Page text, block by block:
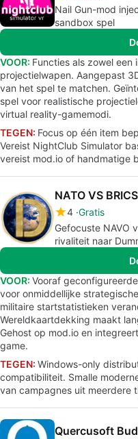
Nail Gun-mod
sandbox spel
VOOR: Functies als zowel een
projectielwapen. Aangepast
van het spel te matchen.
spel voor realistische
virtual reality-gamemodi.
TEGEN: Focus op één item
Vereist NightClub Simulator
vereist mod.io of handmatige
NATO VS
4 Gratis
Gefocuste NAVO
rivaliteit naar
VOOR: Vooraf
voor onmiddellijke
militaire startstatistieken
Wereldkaartdekking maakt
Gehost op mod.io en
game.
TEGEN: Windows-only
compatibiliteit. Smalle
van campagnes uit meerdere
Quercusoft